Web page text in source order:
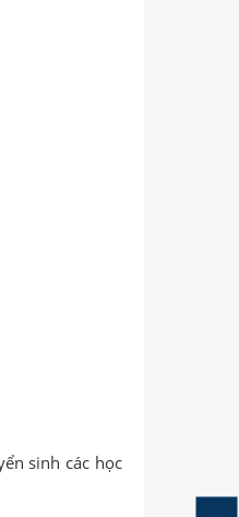
sinh các học